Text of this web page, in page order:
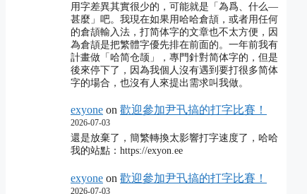
用字差異其實很少的，可能就是「為爲、什么―
甚麼」吧。我現在如果用哈哈倉頡，或者用任何
的倉頡輸入法，打简体字的文章也不太方便，因
為倉頡是把繁體字優先排在前面的。一年前我有
計畫做「哈简仓颉」，專門針對简体字的，但是
後來停下了，因為我個人沒有遇到要打很多简体
字的場合，也沒有人來提出需求叫我做。
exyone on 歡迎參加尹卂搞的打字比賽！
2026-07-03
還是放棄了，簡繁轉換太影響打字速度了，哈哈
我的站點：https://exyon.ee
exyone on 歡迎參加尹卂搞的打字比賽！
2026-07-03